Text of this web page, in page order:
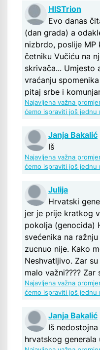
HISTrion
Evo danas
(dan grada) a
nizbrdo, poslije
četniku Vučiću na
skrivača... Umjesto
vraćanju
pitaj srbe i
Najavljena važna
ćemo ispraviti još jednu
Janja Bakalić
Iš
Najavljena važna
ćemo ispraviti još jednu
Julija
Hrvatski
jer je prije kratkog
pokolja (genocida)
svećenika na
zucnuo nije. Kako
Neshvatljivo. Zar
malo važni???? Zar
Najavljena važna
ćemo ispraviti još jednu
Janja Bakalić
Iš
hrvatskog generala